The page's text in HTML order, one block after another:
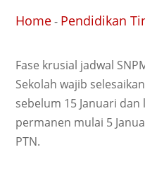
Home- Pendidikan
Fase krusial jadwal
Sekolah wajib
sebelum 15 Januari
permanen mulai 5
PTN.